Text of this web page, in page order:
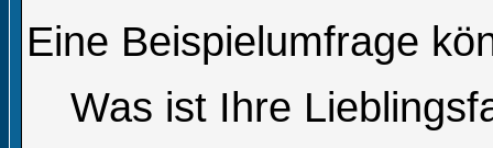
Eine Beispielumfrage
Was ist Ihre